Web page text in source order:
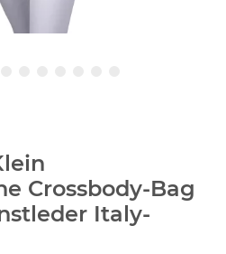
Crossbody-Bag
Italy-